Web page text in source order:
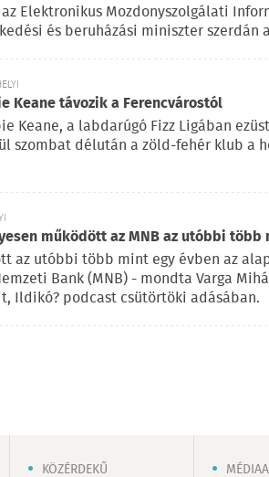
Elektronikus Mozdonyszolgálati
és beruházási miniszter szerdán
Keane távozik a Ferencvárostól
Keane, a labdarúgó Fizz Ligában
szombat délután a zöld-fehér klub a
működött az MNB az utóbbi több
az utóbbi több mint egy évben az
Bank (MNB) - mondta Varga
Ildikó? podcast csütörtöki adásában.
KÖZÉRDEKŰ